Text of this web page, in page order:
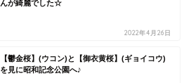
んが綺麗でした☆
2022年4月26日
【鬱金桜】(ウコン)と【御衣黄桜】(ギョイコウ)
を見に昭和記念公園へ♪